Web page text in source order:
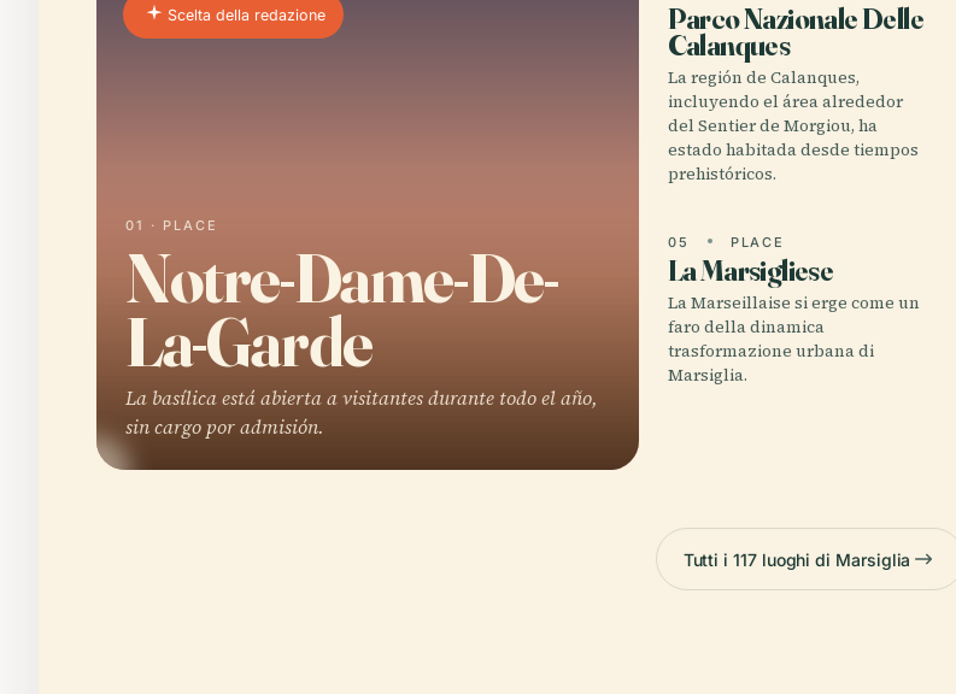
Scelta della redazione
01 · PLACE
Notre-Dame-De-
La-Garde
La basílica está abierta a visitantes durante todo el año,
sin cargo por admisión.
Parco Nazionale Delle
Calanques
La región de Calanques,
incluyendo el área alrededor
del Sentier de Morgiou, ha
estado habitada desde tiempos
prehistóricos.
05 PLACE
La Marsigliese
La Marseillaise si erge come un
faro della dinamica
trasformazione urbana di
Marsiglia.
Tutti i 117 luoghi di Marsiglia